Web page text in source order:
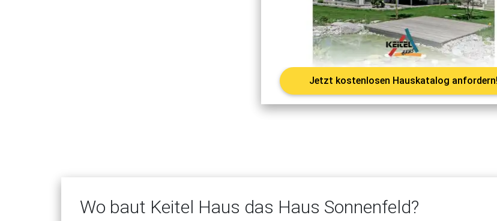
Jetzt kostenlosen Hauskatalog anfordern!
Wo baut Keitel Haus das Haus Sonnenfeld?